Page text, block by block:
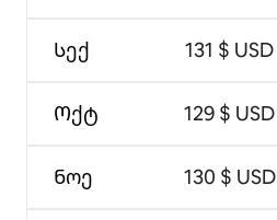
Სექ
Ოქტ
Ნოე
131 $ USD
129 $ USD
130 $ USD